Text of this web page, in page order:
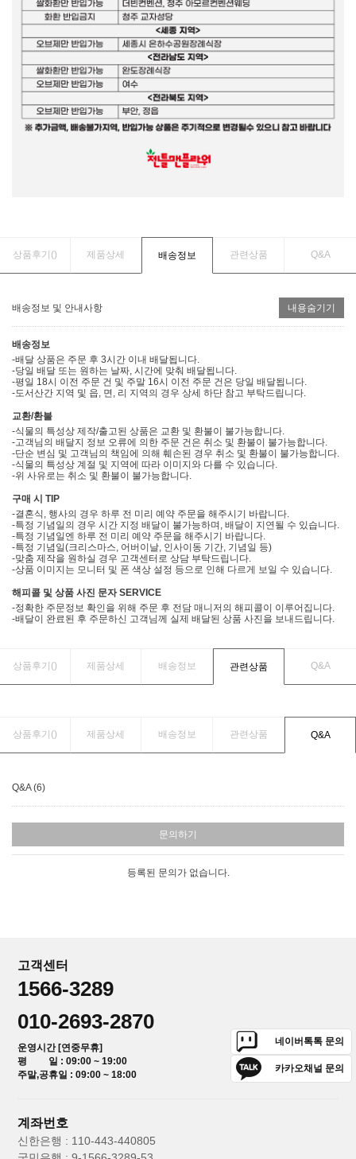
상품후기() 제품상세 배송정보 관련상품 Q&A
배송정보 및 안내사항 내용숨기기
배송정보
-배달 상품은 주문 후 3시간 이내 배달됩니다.
-당일 배달 또는 원하는 날짜, 시간에 맞춰 배달됩니다.
-평일 18시 이전 주문 건 및 주말 16시 이전 주문 건은 당일 배달됩니다.
-도서산간 지역 및 읍, 면, 리 지역의 경우 상세 하단 참고 부탁드립니다.
교환/환불
-식물의 특성상 제작/출고된 상품은 교환 및 환불이 불가능합니다.
-고객님의 배달지 정보 오류에 의한 주문 건은 취소 및 환불이 불가능합니다.
-단순 변심 및 고객님의 책임에 의해 훼손된 경우 취소 및 환불이 불가능합니다.
-식물의 특성상 계절 및 지역에 따라 이미지와 다를 수 있습니다.
-위 사유로는 취소 및 환불이 불가능합니다.
구매 시 TIP
-결혼식, 행사의 경우 하루 전 미리 예약 주문을 해주시기 바랍니다.
-특정 기념일의 경우 시간 지정 배달이 불가능하며, 배달이 지연될 수 있습니다.
-특정 기념일엔 하루 전 미리 예약 주문을 해주시기 바랍니다.
-특정 기념일(크리스마스, 어버이날, 인사이동 기간, 기념일 등)
-맞춤 제작을 원하실 경우 고객센터로 상담 부탁드립니다.
-상품 이미지는 모니터 및 폰 색상 설정 등으로 인해 다르게 보일 수 있습니다.
해피콜 및 상품 사진 문자 SERVICE
-정확한 주문정보 확인을 위해 주문 후 전담 매니저의 해피콜이 이루어집니다.
-배달이 완료된 후 주문하신 고객님께 실제 배달된 상품 사진을 보내드립니다.
상품후기() 제품상세 배송정보 관련상품 Q&A
상품후기() 제품상세 배송정보 관련상품 Q&A
Q&A (6)
문의하기
등록된 문의가 없습니다.
고객센터
1566-3289
010-2693-2870
운영시간 [연중무휴]
평 일 : 09:00 ~ 19:00
주말,공휴일 : 09:00 ~ 18:00
네이버톡톡 문의
카카오채널 문의
계좌번호
신한은행 : 110-443-440805